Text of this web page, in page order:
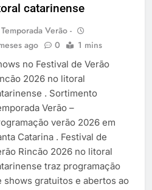
Temporada Verão 2027
catarinense
Temporada Verão -
ago
0 1 mins
no Festival de Verão
2026 no litoral
. Sortimento
Verão –
verão 2026 em
Catarina . Festival de
Rincão 2026 no litoral
traz programação
shows gratuitos e abertos ao